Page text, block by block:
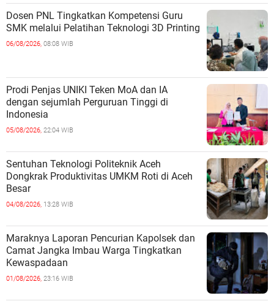
Dosen PNL Tingkatkan Kompetensi Guru
SMK melalui Pelatihan Teknologi 3D Printing
06/08/2026, 08:08 WIB
Prodi Penjas UNIKI Teken MoA dan IA
dengan sejumlah Perguruan Tinggi di
Indonesia
05/08/2026, 22:04 WIB
Sentuhan Teknologi Politeknik Aceh
Dongkrak Produktivitas UMKM Roti di Aceh
Besar
04/08/2026, 13:28 WIB
Maraknya Laporan Pencurian Kapolsek dan
Camat Jangka Imbau Warga Tingkatkan
Kewaspadaan
01/08/2026, 23:16 WIB